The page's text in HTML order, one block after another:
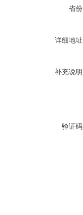
省
详细地
补充说
验证